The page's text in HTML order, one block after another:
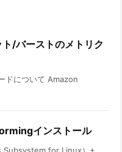
/バーストのメトリク
ドについて Amazon
インストール
Subsystem for Linux）+